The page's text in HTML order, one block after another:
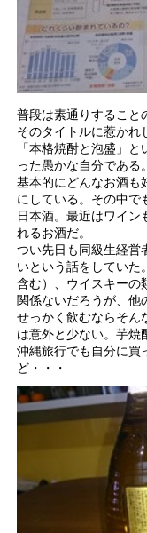
普段は素通りすること
そのタイトルに惹かれ
「本格焼酎と泡盛」
った愚かな自分である。
基本的にどんなお酒も
にしている。その中で
日本酒。最近はワイ
れるお酒だ。
つい先日も同級生経営
いという話をしていた
含む）、ウイスキーの
関係ないだろうが、他
せっかく飲むならそん
は意外と少ない。芋焼
沖縄旅行でも自分に買
ど・・・